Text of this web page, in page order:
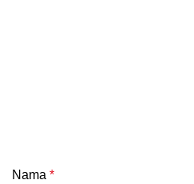
Nama *